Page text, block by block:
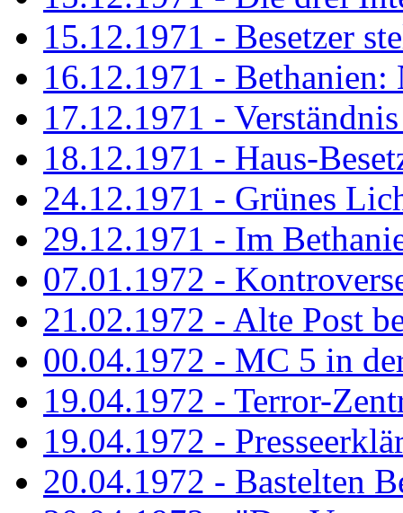
15.12.1971 - Besetzer
16.12.1971 - Bethanien:
17.12.1971 -
18.12.1971 - Haus-
24.12.1971 - Grünes
29.12.1971 - Im
07.01.1972 -
21.02.1972 - Alte Post
00.04.1972 - MC 5 in
19.04.1972 - Terror-
19.04.1972 -
20.04.1972 - Bastelten